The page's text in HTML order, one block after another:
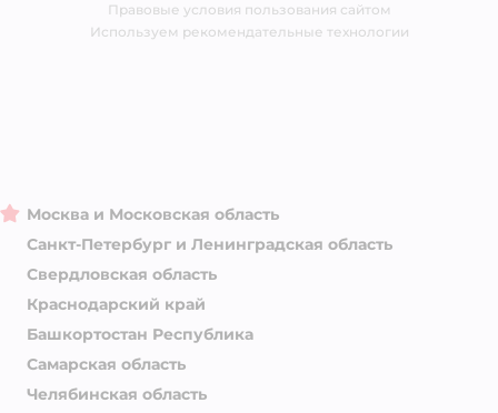
Правовые условия пользования сайтом
Используем рекомендательные технологии
Москва и Московская область
Санкт-Петербург и Ленинградская область
Свердловская область
Краснодарский край
Башкортостан Республика
Самарская область
Челябинская область